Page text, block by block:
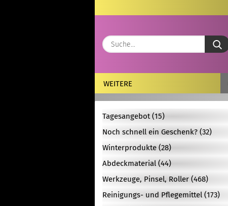
WEITERE
Tagesangebot (15)
Noch schnell ein Geschenk? (32)
Winterprodukte (28)
Abdeckmaterial (44)
Werkzeuge, Pinsel, Roller (468)
Reinigungs- und Pflegemittel (173)